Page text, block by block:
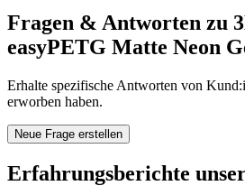
Fragen & Antworten zu
easyPETG Matte Neon
Erhalte spezifische Antworten von
erworben haben.
Neue Frage erstellen
Erfahrungsberichte